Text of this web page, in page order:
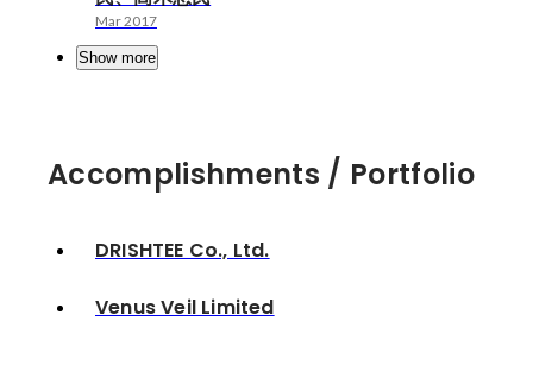
Mar 2017
Show more
Accomplishments / Portfolio
DRISHTEE Co., Ltd.
Venus Veil Limited